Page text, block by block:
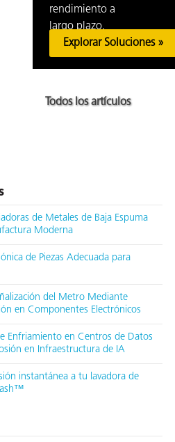
rendimiento a
largo plazo.
Explorar Soluciones »
Todos los artículos
de Metales de Baja Espuma
Moderna
de Piezas Adecuada para
del Metro Mediante
en Componentes Electrónicos
Enfriamiento en Centros de Datos
en Infraestructura de IA
instantánea a tu lavadora de